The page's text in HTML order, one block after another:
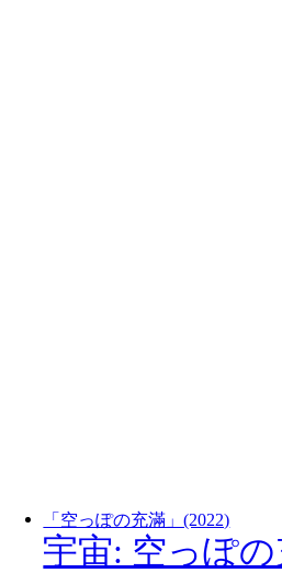
「空っぽの充滿」(2022)
宇宙: 空っぽの